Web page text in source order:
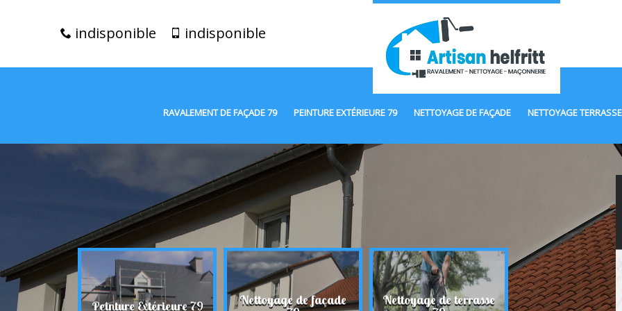
indisponible indisponible
RAVALEMENT DE FAÇADE 79 PEINTURE EXTÉRIEURE 79 NETTOYAGE DE FAÇADE NETTOYAGE
de façade Peinture Extérieure 79 Nettoyage de façade Nettoyage de terrasse Maçonnerie